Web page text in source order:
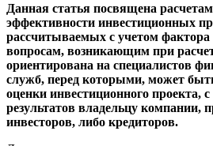
Данная статья посвящена
эффективности инвестиционных
рассчитываемых с учетом
вопросам, возникающим при
ориентирована на специалистов
служб, перед которыми, может
оценки инвестиционного проекта,
результатов владельцу компании,
инвесторов, либо кредиторов.